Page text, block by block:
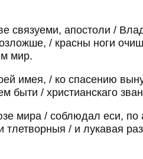
связуеми, апостоли /
/ красны ноги
мир.
имея, / ко спасению
быти / христианскаго
мира / соблюдал еси, по
тлетворныя / и лукавая